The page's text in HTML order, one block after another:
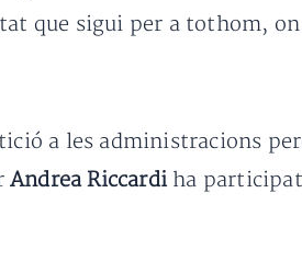
que sigui per a tothom,
a les administracions
Andrea Riccardiha